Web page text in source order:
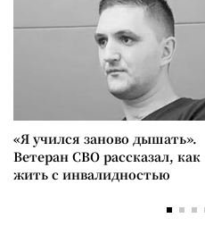
«Я учился заново дышать».
Ветеран СВО рассказал, как
жить с инвалидностью